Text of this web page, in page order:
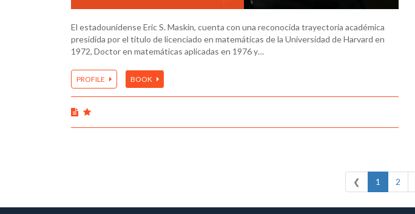
El estadounidense Eric S. Maskin, cuenta con una reconocida trayectoria académica
presidida por el título de licenciado en matemáticas de la Universidad de Harvard en
1972, Doctor en matemáticas aplicadas en 1976 y…
PROFILE BOOK
❮ 1 2